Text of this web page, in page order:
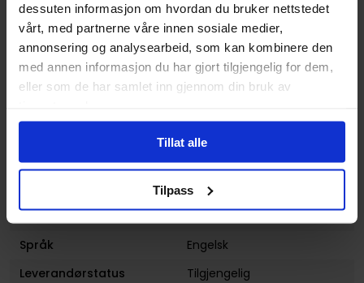
dessuten informasjon om hvordan du bruker nettstedet
vårt, med partnerne våre innen sosiale medier,
annonsering og analysearbeid, som kan kombinere den
med annen informasjon du har gjort tilgjengelig for dem,
eller som de har samlet inn gjennom din bruk av
Tillat alle
Tilpass
Utgiver
3dtotal Publishing
Lanseringsdato
(dd.mm.yyyy)
08.08.2023
Subsjanger: DigitalogTeknikk: Tegning
Color and B&W illustrations
throughout
Na
Språk
Engelsk
Leverandørstatus
Tilgjengelig